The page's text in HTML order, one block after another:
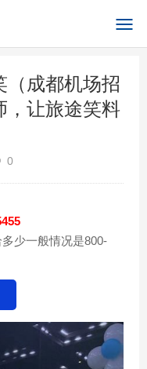
（成都机场招
，让旅途笑料
0
少一般情况是800-